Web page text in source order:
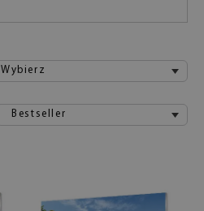
Wybierz
Bestseller